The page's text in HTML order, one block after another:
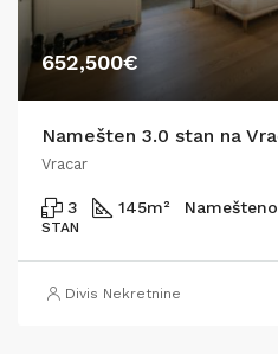
652,500€
Vracar
3 145m² Namešteno
STAN
Divis Nekretnine